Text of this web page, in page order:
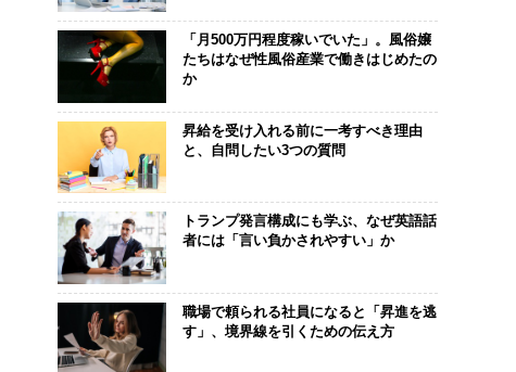
「月500万円程度稼いでいた」。風俗嬢
たちはなぜ性風俗産業で働きはじめたの
か
昇給を受け入れる前に一考すべき理由
と、自問したい3つの質問
トランプ発言構成にも学ぶ、なぜ英語話
者には「言い負かされやすい」か
職場で頼られる社員になると「昇進を逃
す」、境界線を引くための伝え方